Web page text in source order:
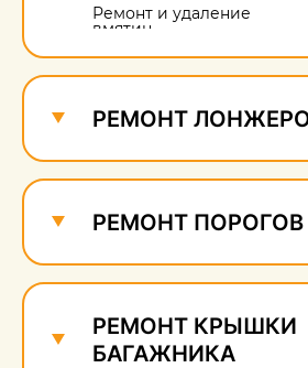
Ремонт и удаление
вмятин
Ремонт и удаление
РЕМОНТ
РЕМОНТ ПОРОГОВ
РЕМОНТ КРЫШКИ
БАГАЖНИКА